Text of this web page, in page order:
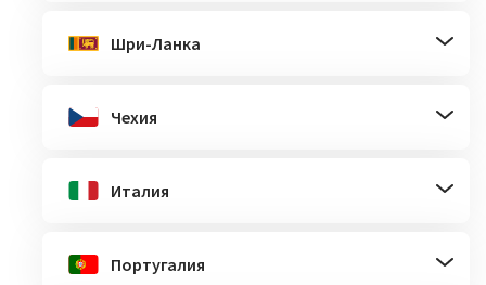
Шри-Ланка
Чехия
Италия
Португалия